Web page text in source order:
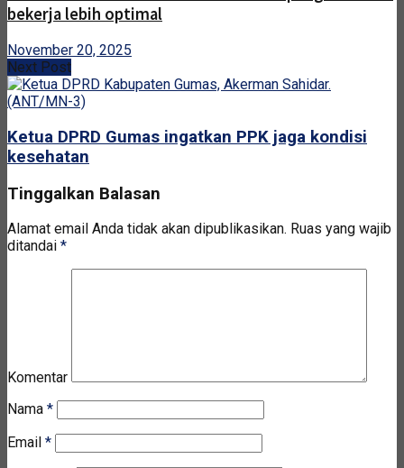
bekerja lebih optimal
November 20, 2025
Next Post
Ketua DPRD Gumas ingatkan PPK jaga kondisi
kesehatan
Tinggalkan Balasan
Alamat email Anda tidak akan dipublikasikan. Ruas yang wajib
ditandai *
Komentar
Nama *
Email *